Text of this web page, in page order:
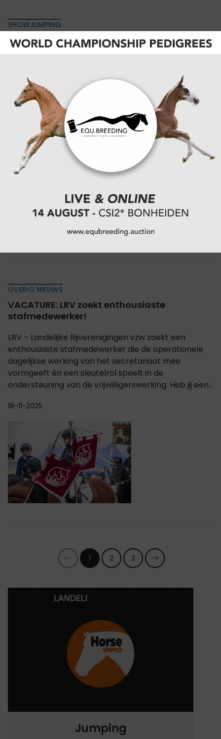
SHOWJUMPING
LRV Antwerpen in topvorm: Emiel Duchene en
Renee Caers schitteren in zwaarste klasse!
De provincie Antwerpen stond afgelopen weekend
volledig in het teken van de LRV indoor
gewestwedstrijden. In Balen-Olmen (gewest Geel en
Mol), Noorderwijk (gewest Herentals) en Turnhout
streden de ruiters om...
02-12-2025
OVERIG NIEUWS
VACATURE: LRV zoekt enthousiaste
stafmedewerker!
LRV – Landelijke Rijverenigingen vzw zoekt een
enthousiaste stafmedewerker die de operationele
dagelijkse werking van het secretariaat mee
vormgeeft én een sleutelrol speelt in de
ondersteuning van de vrijwilligerswerking. Heb jij een...
18-11-2025
1 2 3
Jumping